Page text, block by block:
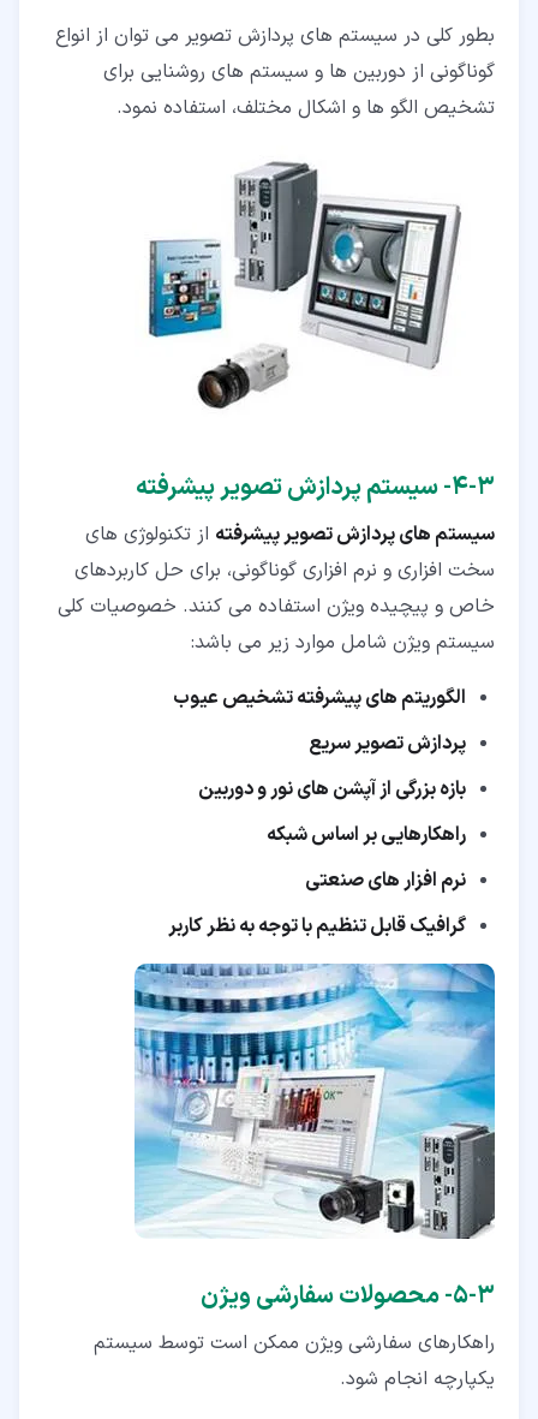
بطور کلی در سیستم های پردازش تصویر می توان از انواع
گوناگونی از دوربین ها و سیستم های روشنایی برای
تشخیص الگو ها و اشکال مختلف، استفاده نمود.
۳‏-‏۴‏- سیستم پردازش تصویر پیشرفته
سیستم های پردازش تصویر پیشرفته از تکنولوژی های
سخت افزاری و نرم افزاری گوناگونی، برای حل کاربردهای
خاص و پیچیده ویژن استفاده می کنند. خصوصیات کلی
سیستم ویژن شامل موارد زیر می باشد:
الگوریتم های پیشرفته تشخیص عیوب
پردازش تصویر سریع
بازه بزرگی از آپشن های نور و دوربین
راهکارهایی بر اساس شبکه
نرم افزار های صنعتی
گرافیک قابل تنظیم با توجه به نظر کاربر
۳‏-‏۵‏- محصولات سفارشی ویژن
راهکارهای سفارشی ویژن ممکن است توسط سیستم
یکپارچه انجام شود.